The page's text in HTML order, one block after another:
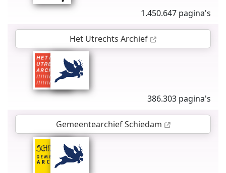
1.450.647 pagina's
Het Utrechts Archief
386.303 pagina's
Gemeentearchief Schiedam